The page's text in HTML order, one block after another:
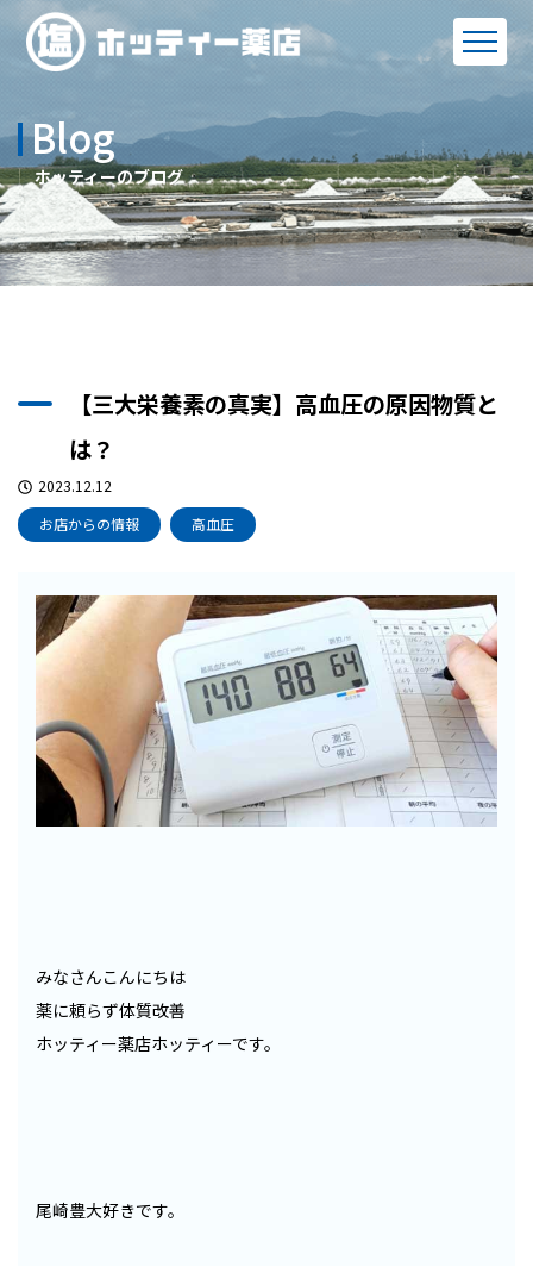
Blog
ホッティーのブログ
【三大栄養素の真実】高血圧の原因物質と
は？
2023.12.12
お店からの情報
高血圧
みなさんこんにちは
薬に頼らず体質改善
ホッティー薬店ホッティーです。
尾崎豊大好きです。